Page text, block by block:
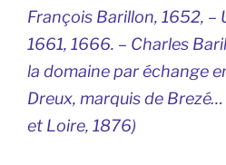
François Barillon, 1652, –
1661, 1666. – Charles
la domaine par échange
Dreux, marquis de
et Loire, 1876)